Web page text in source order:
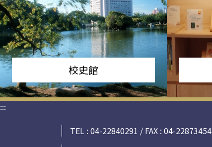
校史館
:::
TEL : 04-22840291 / FAX : 04-22873454